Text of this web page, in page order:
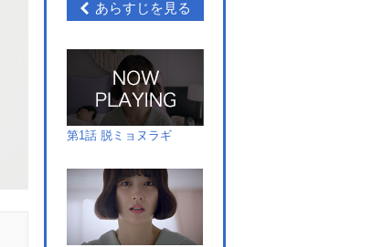
あらすじを見る
第1話 脱ミョヌラギ